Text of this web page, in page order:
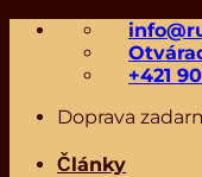
Skip
content
+421
Doprava
Články